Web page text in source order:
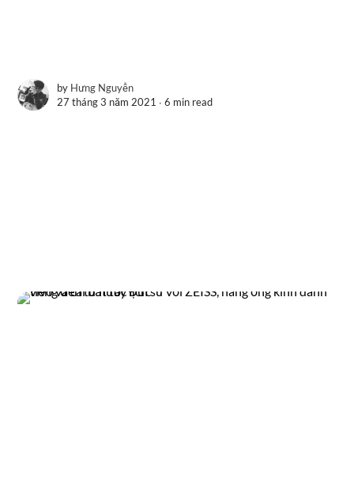
by Hưng Nguyễn
27 tháng 3 năm 2021 ∙6 min read